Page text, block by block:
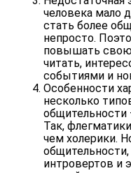
человека мало
стать более
непросто.
повышать свою
читать,
событиями и
Особенности
несколько
общительности
Так,
чем холерики.
интровертов и